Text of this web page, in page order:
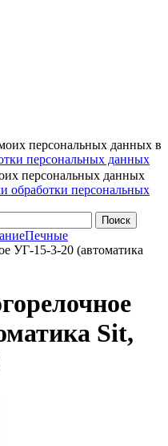
персональных данных в
персональных данных
персональных данных
обработки персональных
Печные
УГ-15-3-20 (автоматика
Sit,